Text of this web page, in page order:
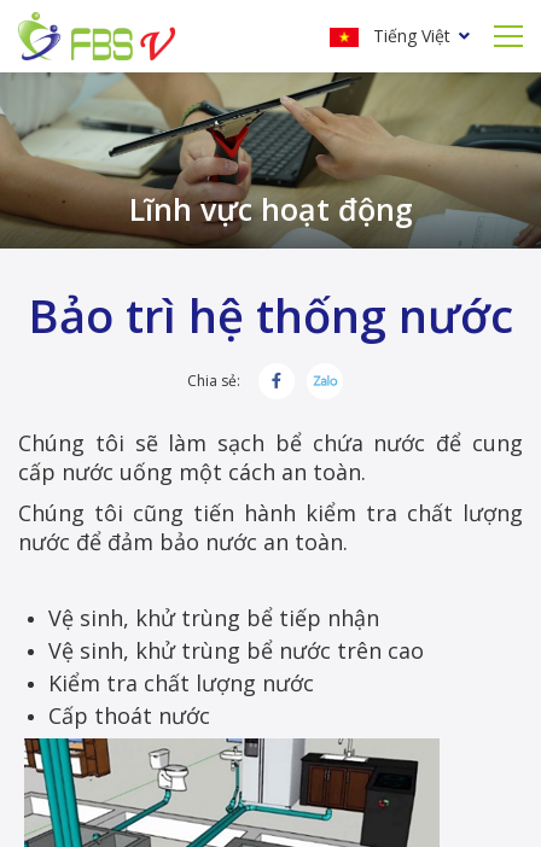
Tiếng Việt
Lĩnh vực hoạt động
Bảo trì hệ thống nước
Chia sẻ:
Chúng tôi sẽ làm sạch bể chứa nước để cung
cấp nước uống một cách an toàn.
Chúng tôi cũng tiến hành kiểm tra chất lượng
nước để đảm bảo nước an toàn.
Vệ sinh, khử trùng bể tiếp nhận
Vệ sinh, khử trùng bể nước trên cao
Kiểm tra chất lượng nước
Cấp thoát nước